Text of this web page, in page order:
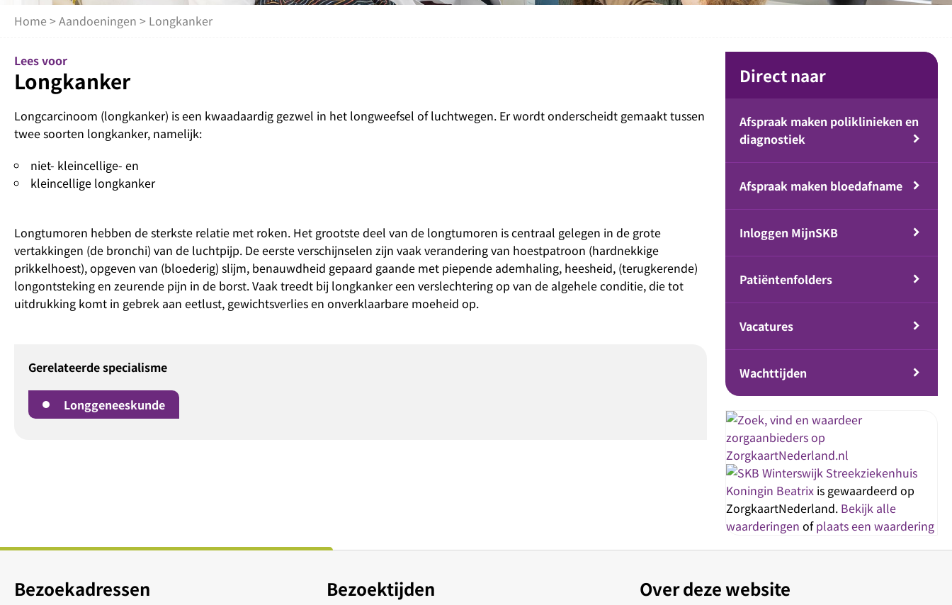
Home >Aandoeningen > Longkanker
Lees voor
Longkanker
Longcarcinoom (longkanker) is een kwaadaardig gezwel in het longweefsel of luchtwegen. Er wordt onderscheidt gemaakt tussen
twee soorten longkanker, namelijk:
niet- kleincellige- en
kleincellige longkanker
Longtumoren hebben de sterkste relatie met roken. Het grootste deel van de longtumoren is centraal gelegen in de grote
vertakkingen (de bronchi) van de luchtpijp. De eerste verschijnselen zijn vaak verandering van hoestpatroon (hardnekkige
prikkelhoest), opgeven van (bloederig) slijm, benauwdheid gepaard gaande met piepende ademhaling, heesheid, (terugkerende)
longontsteking en zeurende pijn in de borst. Vaak treedt bij longkanker een verslechtering op van de algehele conditie, die tot
uitdrukking komt in gebrek aan eetlust, gewichtsverlies en onverklaarbare moeheid op.
Gerelateerde specialisme
Longgeneeskunde
Direct naar
Afspraak maken poliklinieken en
diagnostiek
Afspraak maken bloedafname
Inloggen MijnSKB
Patiëntenfolders
Vacatures
Wachttijden
Streekziekenhuis
Koningin Beatrix is gewaardeerd op
ZorgkaartNederland. Bekijk alle
waarderingen ofplaats een waardering
Bezoekadressen Bezoektijden Over deze website